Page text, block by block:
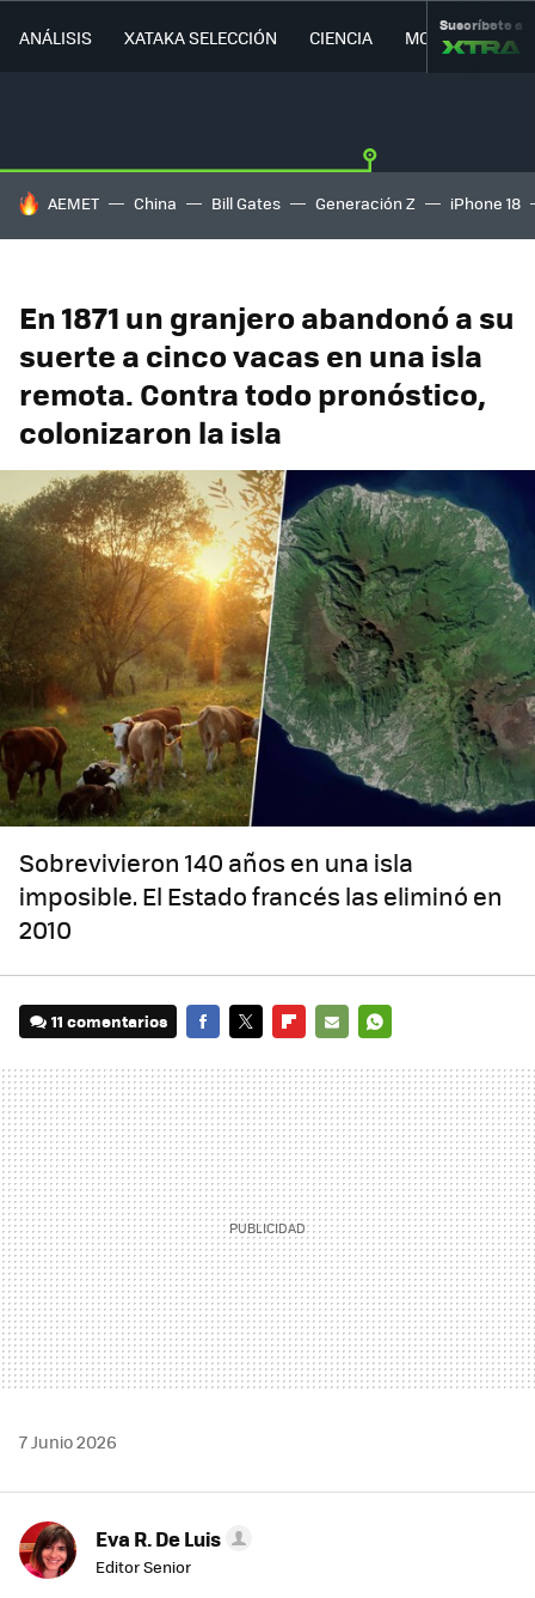
ANÁLISIS XATAKA SELECCIÓN CIENCIA MOVILIDAD
Suscríbete a
HOY SE HABLA DE
AEMET China Bill Gates Generación Z iPhone 18
En 1871 un granjero abandonó a su
suerte a cinco vacas en una isla
remota. Contra todo pronóstico,
colonizaron la isla
Sobrevivieron 140 años en una isla
imposible. El Estado francés las eliminó en
2010
11 comentarios
MAIL
7 Junio 2026
Eva R. De Luis
Editor Senior